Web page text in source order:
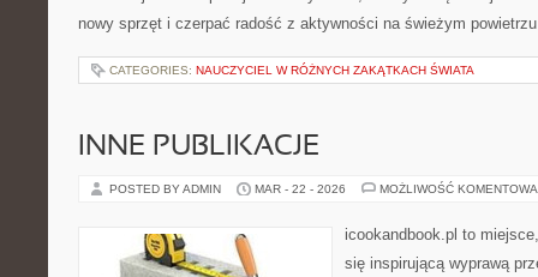
nowy sprzęt i czerpać radość z aktywności na świeżym
CATEGORIES: NAUCZYCIEL W RÓŻNYCH ZAKĄTKACH ŚWIATA
INNE PUBLIKACJE
POSTED BY ADMIN MAR - 22 - 2026 MOŻLIWOŚĆ
icookandbook.pl to
się inspirującą wyprawą